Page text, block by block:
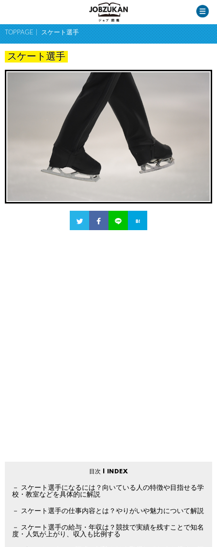
TOPPAGE スケート選手
スケート選手
スケート選手になるには？向いている人の特徴や目指せる学
校・教室などを具体的に解説
スケート選手の仕事内容とは？やりがいや魅力について解説
スケート選手の給与・年収は？競技で実績を残すことで知名
度・人気が上がり、収入も比例する